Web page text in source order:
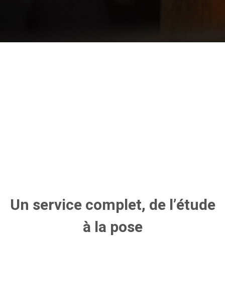
Un service complet, de l’étude
à la pose